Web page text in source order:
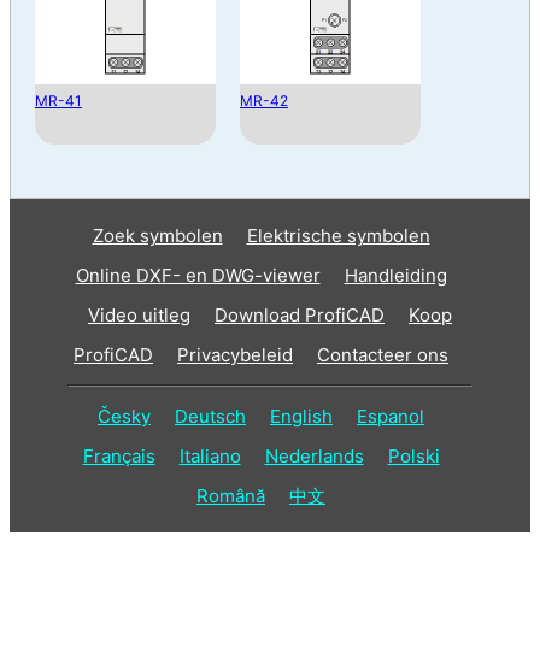
MR-41 MR-42
Zoek symbolen
Elektrische symbolen
Online DXF- en DWG-viewer
Handleiding
Video uitleg
Download ProfiCAD
Koop
ProfiCAD
Privacybeleid Contacteer ons
Česky Deutsch English
Espanol
Français
Italiano Nederlands
Polski
Română
中文